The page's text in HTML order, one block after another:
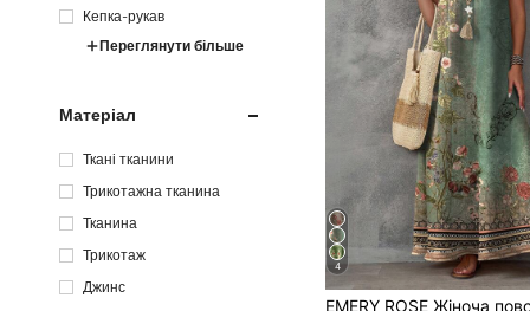
Кепка-рукав
Переглянути більше
Матеріал
Ткані тканини
Трикотажна тканина
Тканина
Трикотаж
Джинс
4